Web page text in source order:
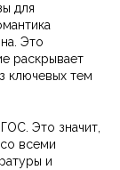
для
Это
раскрывает
ключевых тем
Это значит,
всеми
и